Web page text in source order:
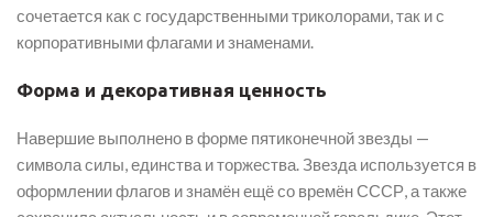
сочетается как с государственными триколорами, так и с
корпоративными флагами и знаменами.
Форма и декоративная ценность
Навершие выполнено в форме пятиконечной звезды —
символа силы, единства и торжества. Звезда используется в
оформлении флагов и знамён ещё со времён СССР, а также